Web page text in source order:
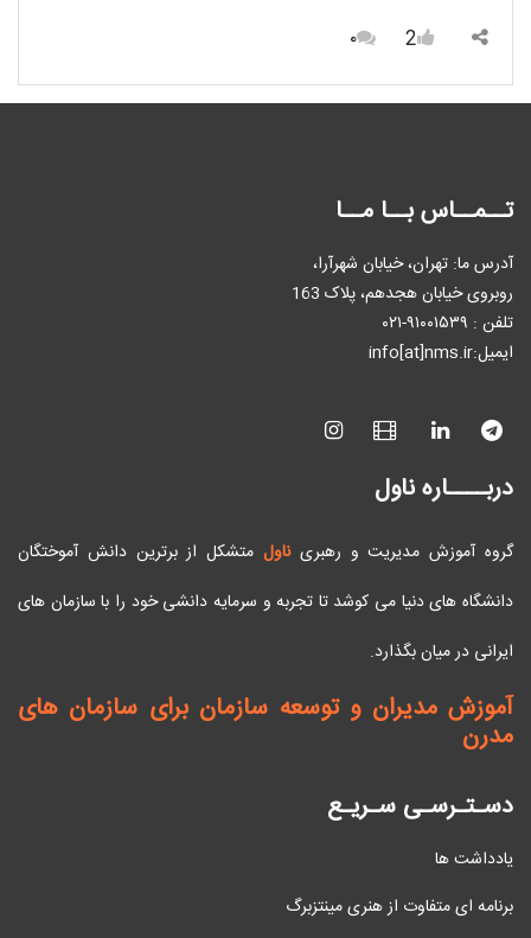
2
۰
تــمــاس بــا مــا
آدرس ما: تهران، خیابان شهرآرا،
روبروی خیابان هجدهم، پلاک 163
تلفن : ٩۱۰۰۱۵۳۹-۰۲۱
ایمیل:info[at]nms.ir
دربــــاره ناول
گروه آموزش مدیریت و رهبریناول متشکل از برترین دانش آموختگان
دانشگاه های دنیا می کوشد تا تجربه و سرمایه دانشی خود را با سازمان های
ایرانی در میان بگذارد.
آموزش مدیران و توسعه سازمان برای سازمان های
مدرن
دسـتـرسـی سـریـع
یادداشت ها
برنامه ای متفاوت از هنری مینتزبرگ